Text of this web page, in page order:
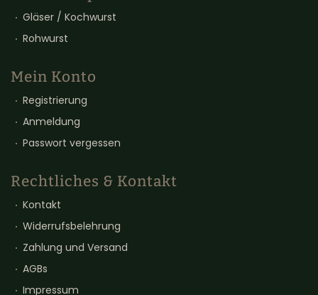
Gläser / Kochwurst
Rohwurst
Mein Konto
Registrierung
Anmeldung
Passwort vergessen
Rechtliches & Kontakt
Kontakt
Widerrufsbelehrung
Zahlung und Versand
AGBs
Impressum